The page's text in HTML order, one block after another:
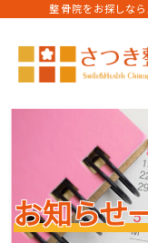
整骨院をお探しな
お知らせ